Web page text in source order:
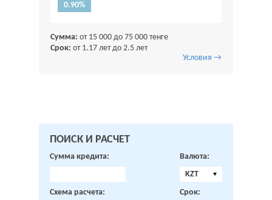
0.90%
Сумма: от 15 000 до 75 000 тенге
Срок: от 1.17 лет до 2.5 лет
Условия →
ПОИСК И РАСЧЕТ
Сумма кредита:
Валюта:
KZT
Схема расчета:
Срок: